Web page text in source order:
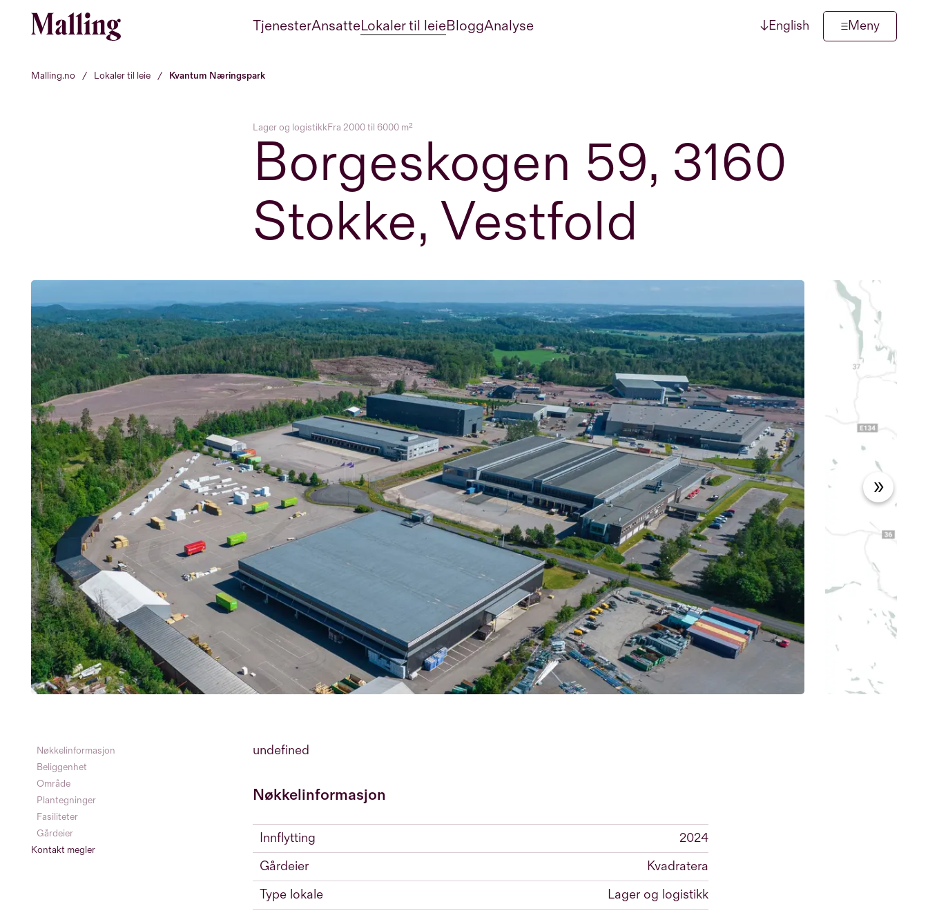
Hopp til innhold TjenesterAnsatteLokaler til leieBloggAnalyse ↓English Meny
Malling.no / Lokaler til leie / Kvantum Næringspark
Lager og logistikkFra 2000 til 6000 m²
Borgeskogen 59, 3160
Stokke, Vestfold
Nøkkelinformasjon
Beliggenhet
Område
Plantegninger
Fasiliteter
Gårdeier
Kontakt megler
undefined
Nøkkelinformasjon
Innflytting
2024
Gårdeier
Kvadratera
Type lokale
Lager og logistikk